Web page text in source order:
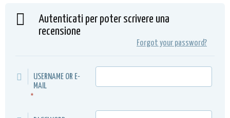
Autenticati per poter scrivere una
recensione
Forgot your password?
USERNAME OR E-
MAIL
*